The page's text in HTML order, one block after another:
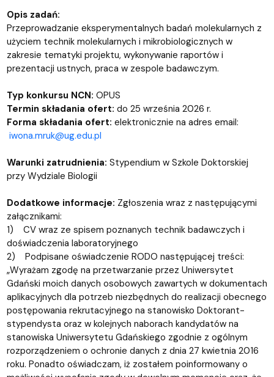
Opis zadań:
Przeprowadzanie eksperymentalnych badań molekularnych z
użyciem technik molekularnych i mikrobiologicznych w
zakresie tematyki projektu, wykonywanie raportów i
prezentacji ustnych, praca w zespole badawczym.
Typ konkursu NCN: OPUS
Termin składania ofert: do 25 września 2026 r.
Forma składania ofert: elektronicznie na adres email:
iwona.mruk@ug.edu.pl
Warunki zatrudnienia: Stypendium w Szkole Doktorskiej
przy Wydziale Biologii
Dodatkowe informacje: Zgłoszenia wraz z następującymi
załącznikami:
1) CV wraz ze spisem poznanych technik badawczych i
doświadczenia laboratoryjnego
2) Podpisane oświadczenie RODO następującej treści:
„Wyrażam zgodę na przetwarzanie przez Uniwersytet
Gdański moich danych osobowych zawartych w dokumentach
aplikacyjnych dla potrzeb niezbędnych do realizacji obecnego
postępowania rekrutacyjnego na stanowisko Doktorant-
stypendysta oraz w kolejnych naborach kandydatów na
stanowiska Uniwersytetu Gdańskiego zgodnie z ogólnym
rozporządzeniem o ochronie danych z dnia 27 kwietnia 2016
roku. Ponadto oświadczam, iż zostałem poinformowany o